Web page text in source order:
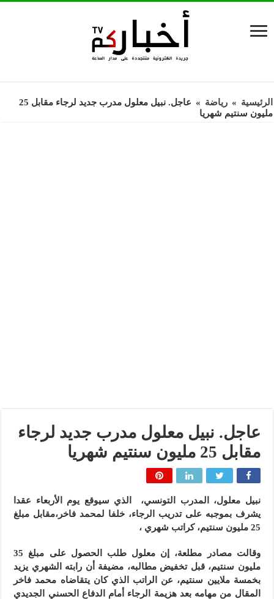
الرئيسية » رياضة »
عاجل. نبيل معلول مدرب جديد لرجاء مقابل 25
مليون سنتيم شهريا
عاجل. نبيل معلول مدرب جديد لرجاء
مقابل 25 مليون سنتيم شهريا
نبيل معلول، المدرب التونسي، الذي سيوقع يوم الأربعاء عقدا
يشرف بموجبه على تدريب الرجاء، خلفا لمحمد فاخر،مقابل مبلغ
25 مليون سنتيم، كراتب شهري ،
وقالت مصادر مطلعة، إن معلول طلب الحصول على مبلغ 35
مليون سنتيم، قبل تخفيض مطالبه، مضيفة أن رابته الشهري يزيد
بخمسة ملايين سنتيم، عن الراتب الذي كان يتقاضاه محمد فاخر
المقال من مهامه بعد هزيمة الرجاء أمام الدفاع الحسني الجديدي